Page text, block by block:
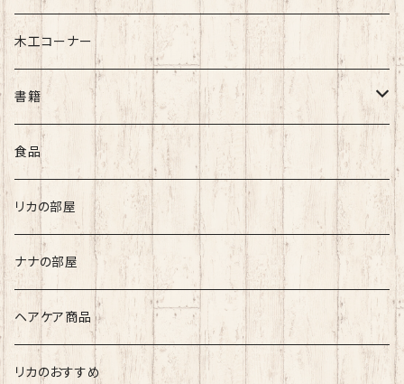
木工コーナー
書籍
秋山利輝
長島 龍人
リカ
食品
リカの部屋
ナナの部屋
ヘアケア商品
リカのおすすめ